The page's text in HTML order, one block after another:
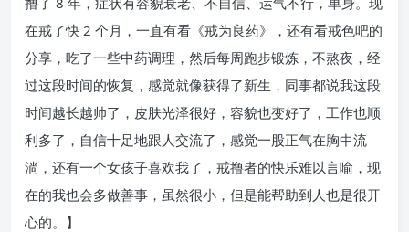
在戒了快 2 个月，一直有看《戒为良药》，还有看戒色吧的
分享，吃了一些中药调理，然后每周跑步锻炼，不熬夜，经
过这段时间的恢复，感觉就像获得了新生，同事都说我这段
时间越长越帅了，皮肤光泽很好，容貌也变好了，工作也顺
利多了，自信十足地跟人交流了，感觉一股正气在胸中流
淌，还有一个女孩子喜欢我了，戒撸者的快乐难以言喻，现
在的我也会多做善事，虽然很小，但是能帮助到人也是很开
心的。】